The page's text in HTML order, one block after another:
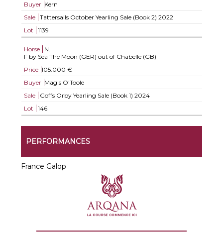
Buyer Kern
Sale
Tattersalls October Yearling Sale (Book 2) 2022
Lot
1139
Horse
N.
F by Sea The Moon (GER) out of Chabelle (GB)
Price 105.000 €
Buyer Mag's O'Toole
Sale
Goffs Orby Yearling Sale (Book 1) 2024
Lot
146
PERFORMANCES
France Galop